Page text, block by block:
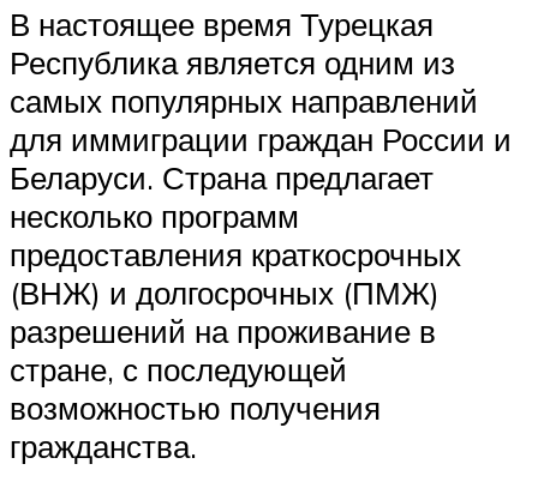
В настоящее время Турецкая
Республика является одним из
самых популярных направлений
для иммиграции граждан России и
Беларуси. Страна предлагает
несколько программ
предоставления краткосрочных
(ВНЖ) и долгосрочных (ПМЖ)
разрешений на проживание в
стране, с последующей
возможностью получения
гражданства.